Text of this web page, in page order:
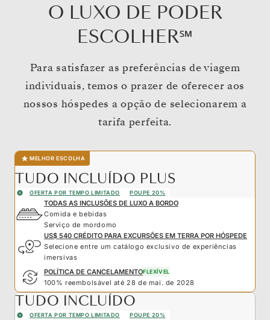
O LUXO DE PODER
ESCOLHER℠
Para satisfazer as preferências de viagem
individuais, temos o prazer de oferecer aos
nossos hóspedes a opção de selecionarem a
tarifa perfeita.
MELHOR ESCOLHA
TUDO INCLUÍDO PLUS
OFERTA POR TEMPO LIMITADO POUPE 20%
TODAS AS INCLUSÕES DE LUXO A BORDO
Comida e bebidas
Serviço de mordomo
US$ 540 CRÉDITO PARA EXCURSÕES EM TERRA POR HÓSPEDE
Selecione entre um catálogo exclusivo de experiências
imersivas
POLÍTICA DE CANCELAMENTOFLEXÍVEL
100% reembolsável até 28 de mai. de 2028
TUDO INCLUÍDO
OFERTA POR TEMPO LIMITADO POUPE 20%